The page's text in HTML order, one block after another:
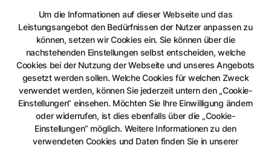
Um die Informationen auf dieser Webseite und das
Leistungsangebot den Bedürfnissen der Nutzer anpassen zu
können, setzen wir Cookies ein. Sie können über die
nachstehenden Einstellungen selbst entscheiden, welche
Cookies bei der Nutzung der Webseite und unseres Angebots
gesetzt werden sollen. Welche Cookies für welchen Zweck
verwendet werden, können Sie jederzeit untern den „Cookie-
Einstellungen“ einsehen. Möchten Sie Ihre Einwilligung ändern
oder widerrufen, ist dies ebenfalls über die „Cookie-
Einstellungen“ möglich. Weitere Informationen zu den
verwendeten Cookies und Daten finden Sie in unserer
Das könnte Sie auch interessieren
Bauen & Sanieren, stock.adobe.com © stock.adobe.com
Wohnung anmelden